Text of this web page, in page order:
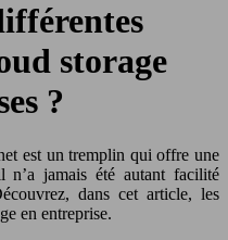
storage
?
est un tremplin qui offre une
n’a jamais été autant facilité
dans cet article, les
en entreprise.